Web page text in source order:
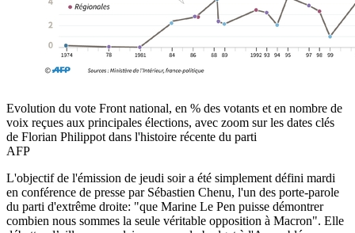
Evolution du vote Front national, en % des votants et en nombre de
voix reçues aux principales élections, avec zoom sur les dates clés
de Florian Philippot dans l'histoire récente du parti
AFP
L'objectif de l'émission de jeudi soir a été simplement défini mardi
en conférence de presse par Sébastien Chenu, l'un des porte-parole
du parti d'extrême droite: "que Marine Le Pen puisse démontrer
combien nous sommes la seule véritable opposition à Macron". Elle